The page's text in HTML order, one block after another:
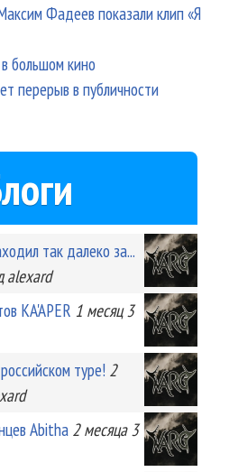
Фадеев показали клип «Я
большом кино
перерыв в публичности
так далеко за...
alexard
KA'APER 1 месяц 3
туре! 2
Abitha 2 месяца 3